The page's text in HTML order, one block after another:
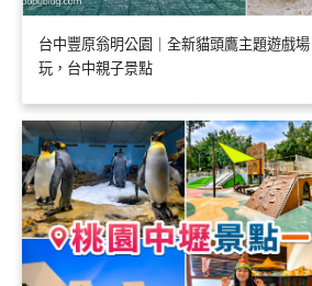
台中豐原翁明公園｜全新貓頭鷹主題遊戲
玩，台中親子景點